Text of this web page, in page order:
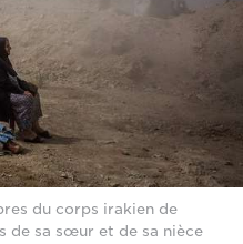
du corps irakien de
de sa sœur et de sa nièce